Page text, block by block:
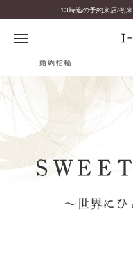
婚約指輪
～世界にひ